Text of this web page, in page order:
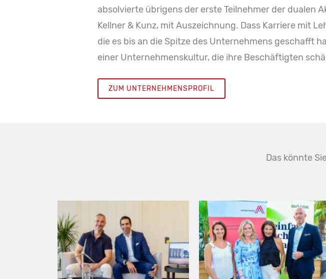
absolvierte übrigens der erste Teilnehmer der dualen
Kellner & Kunz, mit Auszeichnung. Dass Karriere mit
die es bis an die Spitze des Unternehmens geschafft
einer Unternehmenskultur, die ihre Beschäftigten
ZUM UNTERNEHMENSPROFIL
Das könnte